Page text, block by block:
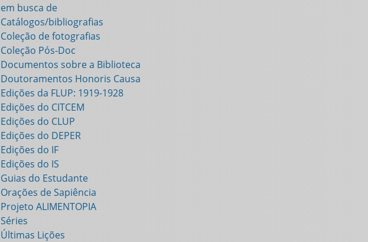
em busca de
Catálogos/bibliografias
Coleção de fotografias
Coleção Pós-Doc
Documentos sobre a Biblioteca
Doutoramentos Honoris Causa
Edições da FLUP: 1919-1928
Edições do CITCEM
Edições do CLUP
Edições do DEPER
Edições do IF
Edições do IS
Guias do Estudante
Orações de Sapiência
Projeto ALIMENTOPIA
Séries
Últimas Lições